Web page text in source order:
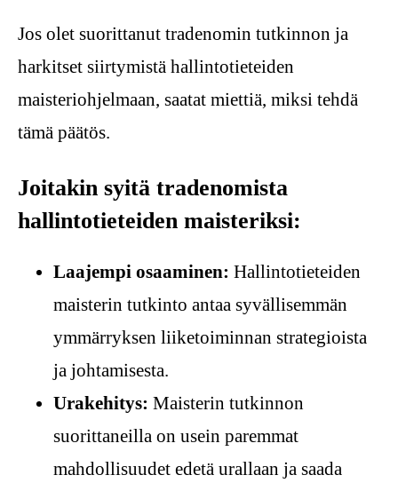
Jos olet suorittanut tradenomin tutkinnon ja
harkitset siirtymistä hallintotieteiden
maisteriohjelmaan, saatat miettiä, miksi tehdä
tämä päätös.
Joitakin syitä tradenomista
hallintotieteiden maisteriksi:
Laajempi osaaminen: Hallintotieteiden
maisterin tutkinto antaa syvällisemmän
ymmärryksen liiketoiminnan strategioista
ja johtamisesta.
Urakehitys: Maisterin tutkinnon
suorittaneilla on usein paremmat
mahdollisuudet edetä urallaan ja saada